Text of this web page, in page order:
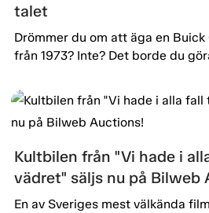
talet
Drömmer du om att äga en
från 1973? Inte? Det borde du
Kultbilen från "Vi hade i
vädret" säljs nu på Bilweb
En av Sveriges mest välkända